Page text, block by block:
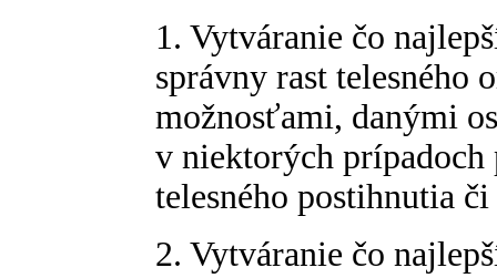
1. Vytváranie čo
správny rast telesného
možnosťami, danými
v niektorých
telesného postihnutia
2. Vytváranie čo